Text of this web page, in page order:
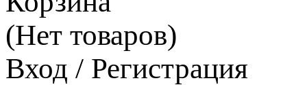
(Нет товаров)
Вход / Регистрация